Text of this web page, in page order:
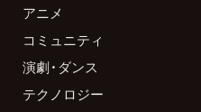
アニメ
コミュニティ
演劇・ダンス
テクノロジー